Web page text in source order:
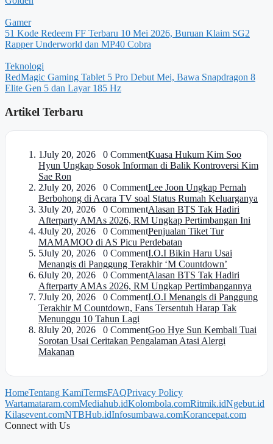
Gamer
51 Kode Redeem FF Terbaru 10 Mei 2026, Buruan Klaim SG2
Rapper Underworld dan MP40 Cobra
Teknologi
RedMagic Gaming Tablet 5 Pro Debut Mei, Bawa Snapdragon 8
Elite Gen 5 dan Layar 185 Hz
Artikel Terbaru
1July 20, 2026 0 CommentKuasa Hukum Kim Soo
Hyun Ungkap Sosok Informan di Balik Kontroversi Kim
Sae Ron
2July 20, 2026 0 CommentLee Joon Ungkap Pernah
Berbohong di Acara TV soal Status Rumah Keluarganya
3July 20, 2026 0 CommentAlasan BTS Tak Hadiri
Afterparty AMAs 2026, RM Ungkap Pertimbangan Ini
4July 20, 2026 0 CommentPenjualan Tiket Tur
MAMAMOO di AS Picu Perdebatan
5July 20, 2026 0 CommentI.O.I Bikin Haru Usai
Menangis di Panggung Terakhir ‘M Countdown’
6July 20, 2026 0 CommentAlasan BTS Tak Hadiri
Afterparty AMAs 2026, RM Ungkap Pertimbangannya
7July 20, 2026 0 CommentI.O.I Menangis di Panggung
Terakhir M Countdown, Fans Tersentuh Harap Tak
Menunggu 10 Tahun Lagi
8July 20, 2026 0 CommentGoo Hye Sun Kembali Tuai
Sorotan Usai Ceritakan Pengalaman Atasi Alergi
Makanan
HomeTentang KamiTermsFAQPrivacy Policy
Wartamataram.comMediahub.idKolombola.comRitmik.idNgebut.id
Kilasevent.comNTBHub.idInfosumbawa.comKorancepat.com
Connect with Us